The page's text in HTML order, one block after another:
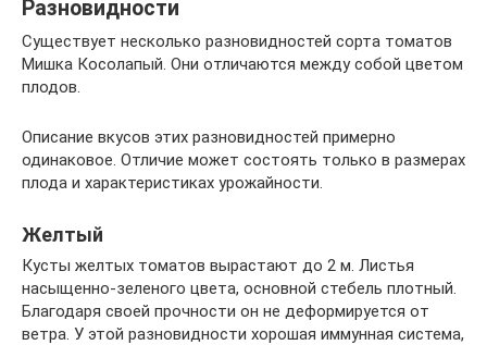
Разновидности
Существует несколько разновидностей сорта томатов
Мишка Косолапый. Они отличаются между собой цветом
плодов.
Описание вкусов этих разновидностей примерно
одинаковое. Отличие может состоять только в размерах
плода и характеристиках урожайности.
Желтый
Кусты желтых томатов вырастают до 2 м. Листья
насыщенно-зеленого цвета, основной стебель плотный.
Благодаря своей прочности он не деформируется от
ветра. У этой разновидности хорошая иммунная система,